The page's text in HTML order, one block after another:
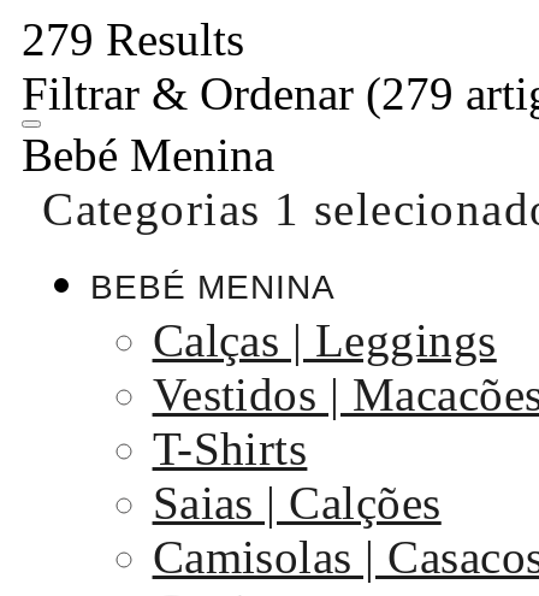
279 Results
Filtrar & Ordenar (279
Bebé Menina
Categorias 1
BEBÉ MENINA
Calças | Leggings
Vestidos |
T-Shirts
Saias | Calções
Camisolas |